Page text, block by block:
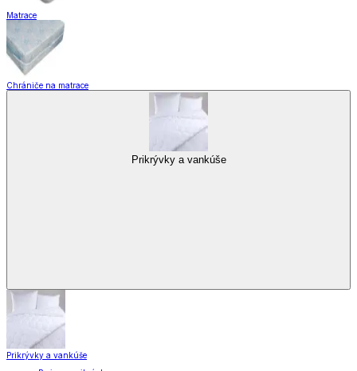
Matrace
Chrániče na matrace
Prikrývky a vankúše
Prikrývky a vankúše